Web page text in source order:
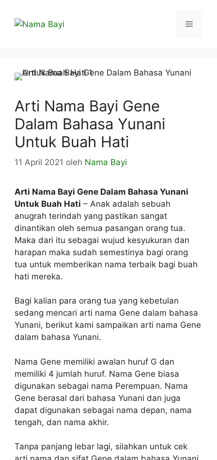
Menu
Arti Nama Bayi Gene
Dalam Bahasa Yunani
Untuk Buah Hati
11 April 2021 oleh Nama Bayi
Arti Nama Bayi Gene Dalam Bahasa Yunani
Untuk Buah Hati – Anak adalah sebuah
anugrah terindah yang pastikan sangat
dinantikan oleh semua pasangan orang tua.
Maka dari itu sebagai wujud kesyukuran dan
harapan maka sudah semestinya bagi orang
tua untuk memberikan nama terbaik bagi buah
hati mereka.
Bagi kalian para orang tua yang kebetulan
sedang mencari arti nama Gene dalam bahasa
Yunani, berikut kami sampaikan arti nama Gene
dalam bahasa Yunani.
Nama Gene memiliki awalan huruf G dan
memiliki 4 jumlah huruf. Nama Gene biasa
digunakan sebagai nama Perempuan. Nama
Gene berasal dari bahasa Yunani dan juga
dapat digunakan sebagai nama depan, nama
tengah, dan nama akhir.
Tanpa panjang lebar lagi, silahkan untuk cek